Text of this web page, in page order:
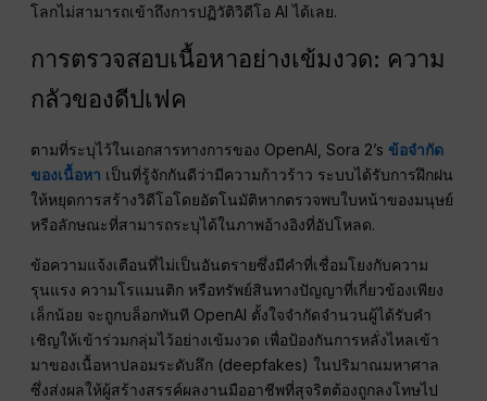
โลกไม่สามารถเข้าถึงการปฏิวัติวิดีโอ AI ได้เลย.
การตรวจสอบเนื้อหาอย่างเข้มงวด: ความ
กลัวของดีปเฟค
ตามที่ระบุไว้ในเอกสารทางการของ OpenAI, Sora 2’s ข้อจำกัด
ของเนื้อหา เป็นที่รู้จักกันดีว่ามีความก้าวร้าว ระบบได้รับการฝึกฝน
ให้หยุดการสร้างวิดีโอโดยอัตโนมัติหากตรวจพบใบหน้าของมนุษย์
หรือลักษณะที่สามารถระบุได้ในภาพอ้างอิงที่อัปโหลด.
ข้อความแจ้งเตือนที่ไม่เป็นอันตรายซึ่งมีคำที่เชื่อมโยงกับความ
รุนแรง ความโรแมนติก หรือทรัพย์สินทางปัญญาที่เกี่ยวข้องเพียง
เล็กน้อย จะถูกบล็อกทันที OpenAI ตั้งใจจำกัดจำนวนผู้ได้รับคำ
เชิญให้เข้าร่วมกลุ่มไว้อย่างเข้มงวด เพื่อป้องกันการหลั่งไหลเข้า
มาของเนื้อหาปลอมระดับลึก (deepfakes) ในปริมาณมหาศาล
ซึ่งส่งผลให้ผู้สร้างสรรค์ผลงานมืออาชีพที่สุจริตต้องถูกลงโทษไป